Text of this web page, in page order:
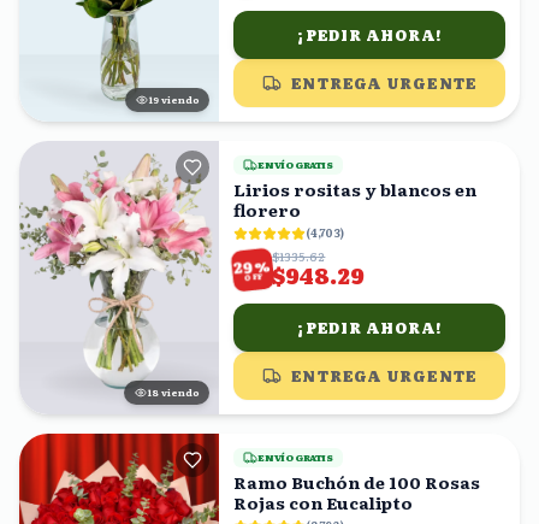
20 viendo
¡PEDIR AHORA!
ENTREGA URGENTE
17 viendo
ENVÍO GRATIS
Lirios rositas y blancos en
florero
(4,703)
29%
OFF
$1335.62
$948.29
¡PEDIR AHORA!
ENTREGA URGENTE
ENVÍO GRATIS
Ramo Buchón de 100 Rosas
Rojas con Eucalipto